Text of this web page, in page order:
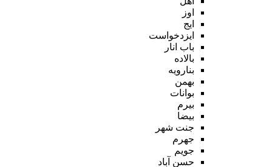
اوز
ایج
ایزدخواست
باب انار
بالاده
بنارویه
بهمن
بوانات
بیرم
بیضا
جنت شهر
جهرم
جویم
حسن آباد